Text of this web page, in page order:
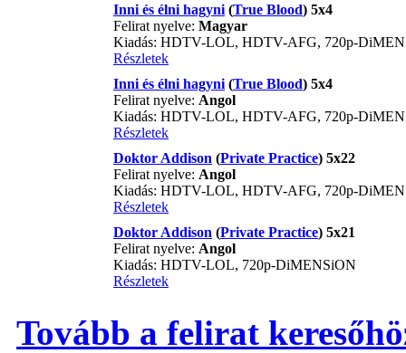
Inni és élni hagyni (True Blood) 5x4
Felirat nyelve: Magyar
Kiadás: HDTV-LOL, HDTV-AFG, 720p-
Részletek
Inni és élni hagyni (True Blood) 5x4
Felirat nyelve: Angol
Kiadás: HDTV-LOL, HDTV-AFG, 720p-
Részletek
Doktor Addison (Private Practice) 5x22
Felirat nyelve: Angol
Kiadás: HDTV-LOL, HDTV-AFG, 720p-
Részletek
Doktor Addison (Private Practice) 5x21
Felirat nyelve: Angol
Kiadás: HDTV-LOL, 720p-DiMENSiON
Részletek
Tovább a felirat